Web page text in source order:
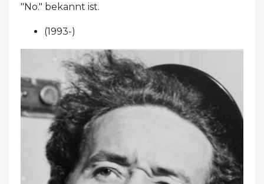
"No." bekannt ist.
(1993-)